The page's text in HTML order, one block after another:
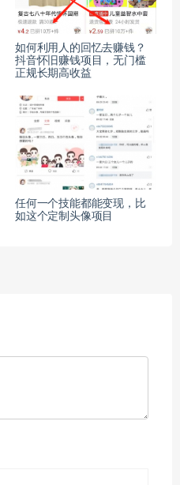
如何利用人的回忆去赚钱？
抖音怀旧赚钱项目，无门槛
正规长期高收益
任何一个技能都能变现，比
如这个定制头像项目